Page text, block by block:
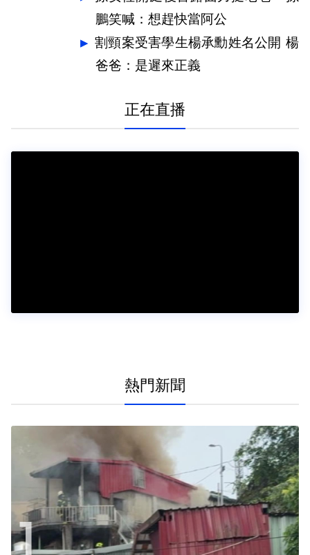
鵬笑喊：想趕快當阿公
割頸案受害學生楊承勳姓名公開 楊
爸爸：是遲來正義
正在直播
熱門新聞